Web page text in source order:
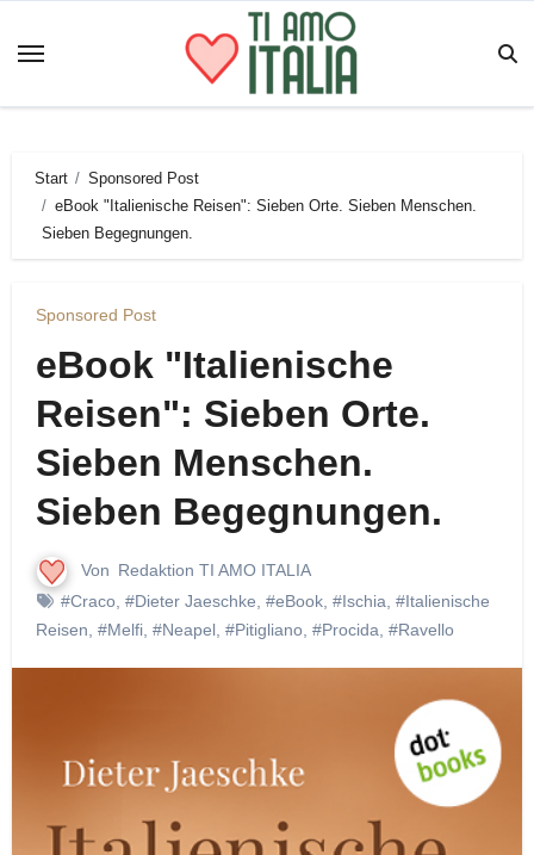
Inhalt
Start
Sponsored Post
eBook "Italienische Reisen": Sieben Orte. Sieben Menschen.
Sieben Begegnungen.
Sponsored Post
eBook "Italienische
Reisen": Sieben Orte.
Sieben Menschen.
Sieben Begegnungen.
Von Redaktion TI AMO ITALIA
#Craco, #Dieter Jaeschke #eBook, #Ischia #Italienische
Reisen #Melfi, #Neapel, #Pitigliano, #Procida #Ravello